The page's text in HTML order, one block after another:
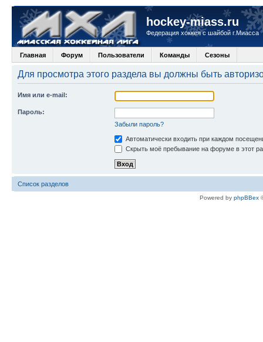
hockey-miass.ru
Федерация хоккея с шайбой г.Миасса
Главная Форум Пользователи Команды Сезоны
Для просмотра этого раздела вы должны быть
Имя или e-mail:
Пароль:
Забыли пароль?
Автоматически входить при каждом
Скрыть моё пребывание на форуме в этот
Список разделов
Powered by phpBBex